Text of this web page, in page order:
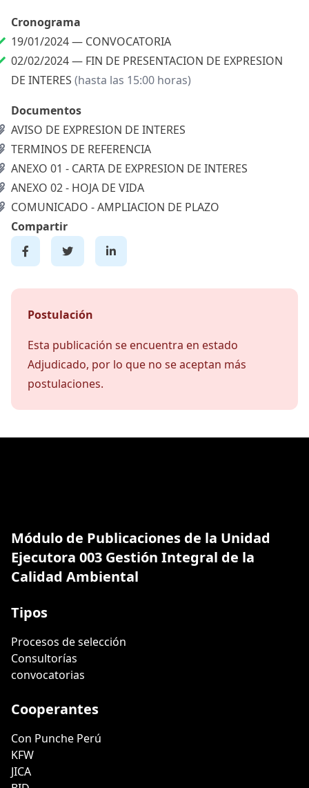
Cronograma
19/01/2024 — CONVOCATORIA
02/02/2024 — FIN DE PRESENTACION DE EXPRESION
DE INTERES (hasta las 15:00 horas)
Documentos
AVISO DE EXPRESION DE INTERES
TERMINOS DE REFERENCIA
ANEXO 01 - CARTA DE EXPRESION DE INTERES
ANEXO 02 - HOJA DE VIDA
COMUNICADO - AMPLIACION DE PLAZO
Compartir
Postulación
Esta publicación se encuentra en estado
Adjudicado, por lo que no se aceptan más
postulaciones.
Módulo de Publicaciones de la Unidad
Ejecutora 003 Gestión Integral de la
Calidad Ambiental
Tipos
Procesos de selección
Consultorías
convocatorias
Cooperantes
Con Punche Perú
KFW
JICA